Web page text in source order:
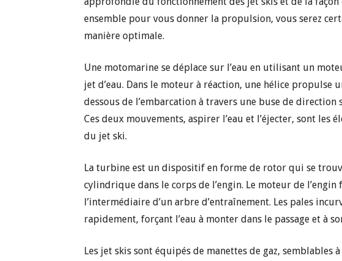
ensemble pour vous donner la propulsion, vous serez
manière optimale.
Une motomarine se déplace sur l’eau en utilisant un
jet d’eau. Dans le moteur à réaction, une hélice propulse
dessous de l’embarcation à travers une buse de direction
Ces deux mouvements, aspirer l’eau et l’éjecter, sont les
du jet ski.
La turbine est un dispositif en forme de rotor qui se
cylindrique dans le corps de l’engin. Le moteur de
l’intermédiaire d’un arbre d’entraînement. Les pales
rapidement, forçant l’eau à monter dans le passage et à
Les jet skis sont équipés de manettes de gaz, semblables